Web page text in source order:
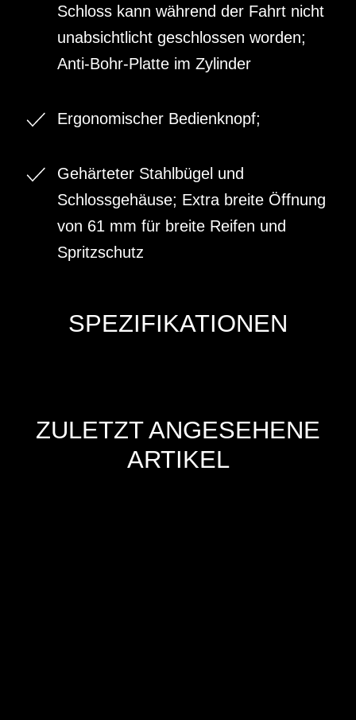
Schloss kann während der Fahrt nicht
unabsichtlicht geschlossen worden;
Anti-Bohr-Platte im Zylinder
Ergonomischer Bedienknopf;
Gehärteter Stahlbügel und
Schlossgehäuse; Extra breite Öffnung
von 61 mm für breite Reifen und
Spritzschutz
SPEZIFIKATIONEN
ZULETZT ANGESEHENE
ARTIKEL